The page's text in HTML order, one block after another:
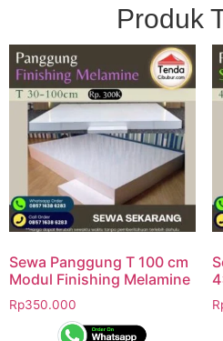
Produk
Sewa Panggung T 100 cm
Modul Finishing Melamine
Rp350.000